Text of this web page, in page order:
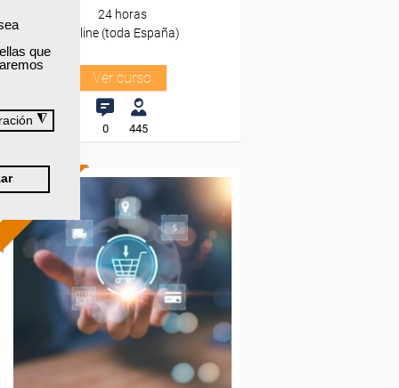
que
◮
24 horas
Online (toda España)
Ver curso
0 445
ONLINE
Formación 100%
subvencionada.
Para desempleados,
trabajadores y autónomos.
Sector
-Información, Comunicación
y Artes Gráficas.